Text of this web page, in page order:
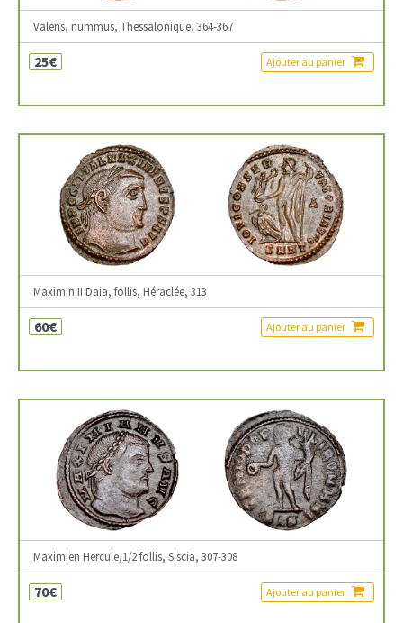
Valens, nummus, Thessalonique, 364-367
25€ Ajouter au panier
Maximin II Daia, follis, Héraclée, 313
60€ Ajouter au panier
Maximien Hercule,1/2 follis, Siscia, 307-308
70€ Ajouter au panier